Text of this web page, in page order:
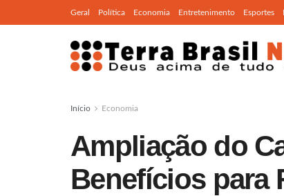
Geral Política Economia Entretenimento Esportes
Início Economia
Ampliação do
Benefícios para